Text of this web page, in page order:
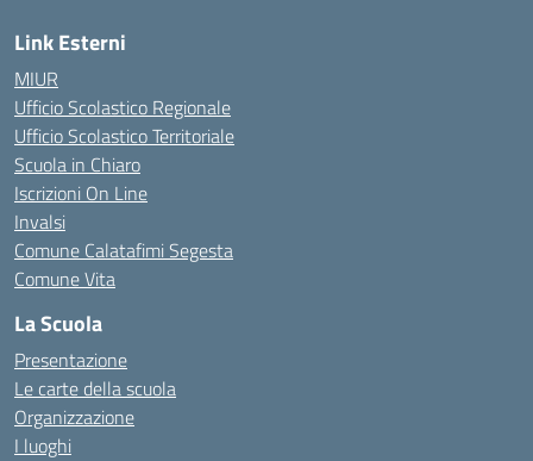
Link Esterni
MIUR
Ufficio Scolastico Regionale
Ufficio Scolastico Territoriale
Scuola in Chiaro
Iscrizioni On Line
Invalsi
Comune Calatafimi Segesta
Comune Vita
La Scuola
Presentazione
Le carte della scuola
Organizzazione
I luoghi